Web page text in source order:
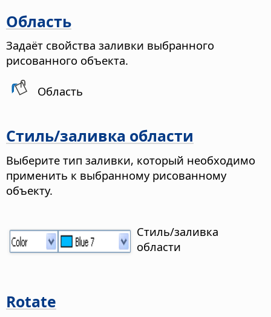
Область
Задаёт свойства заливки выбранного
рисованного объекта.
Область
Стиль/заливка области
Выберите тип заливки, который необходимо
применить к выбранному рисованному
объекту.
Стиль/заливка
области
Rotate